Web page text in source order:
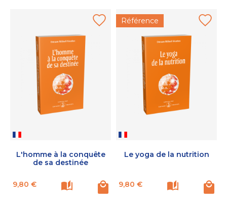
L'homme à la conquête
de sa destinée
Prix
9,80 €
Référence
Le yoga de la nutrition
Prix
9,80 €